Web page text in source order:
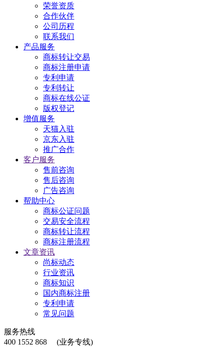
荣誉资质
合作伙伴
公司历程
联系我们
产品服务
商标转让交易
商标注册申请
专利申请
专利转让
商标在线公证
版权登记
增值服务
天猫入驻
京东入驻
推广合作
客户服务
售前咨询
售后咨询
广告咨询
帮助中心
商标公证问题
交易安全流程
商标转让流程
商标注册流程
文章资讯
尚标动态
行业资讯
商标知识
国内商标注册
专利申请
常见问题
服务热线
400 1552 868
(业务专线)